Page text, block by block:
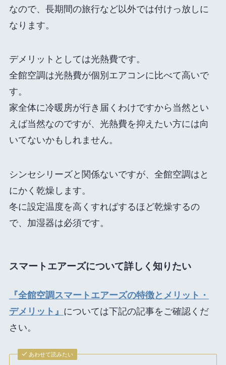
なので、長期間の旅行など以外では付けっ放しに
なります。
デメリットとしては光熱費です。
全館空調は光熱費が個別エアコンに比べて高いで
す。
家全体に冷暖房が行き届くわけですから当然とい
えば当然なのですが、光熱費を抑えたい方には向
いてないかもしれません。
シンセシリーズと関係ないですが、全館空調はと
にかく乾燥します。
冬に設定温度を高くすればするほど乾燥するの
で、加湿器は必須です。
スマートエアーズについて詳しく知りたい
『全館空調スマートエアーズの特徴とメリット・
デメリット』 については下記の記事をご確認くだ
さい。
あわせて読みたい